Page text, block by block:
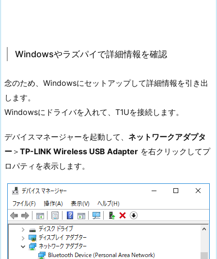
Windowsやラズパイで詳細情報を確認
念のため、Windowsにセットアップして詳細情報を引き出
します。
Windowsにドライバを入れて、T1Uを接続します。
デバイスマネージャーを起動して、 ネットワークアダプタ
ー ＞ TP-LINK Wireless USB Adapter を右クリックしてプ
ロパティを表示します。